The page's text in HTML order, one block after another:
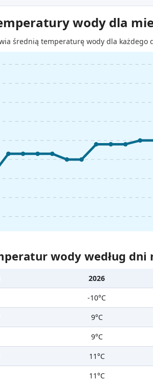
wody dla
średnią temperaturę wody dla
wody według dni
2026
-10°C
9°C
9°C
11°C
11°C